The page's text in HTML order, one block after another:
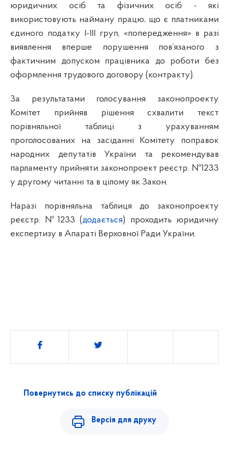
юридичних осіб та фізичних осіб - які
використовують найману працю, що є платниками
єдиного податку І-ІІІ груп, «попередження» в разі
виявлення вперше порушення пов’язаного з
фактичним допуском працівника до роботи без
оформлення трудового договору (контракту).
За результатами голосування законопроекту
Комітет прийняв рішення схвалити текст
порівняльної таблиці з урахуванням
проголосованих на засіданні Комітету поправок
народних депутатів України та рекомендував
парламенту прийняти законопроект реєстр. №1233
у другому читанні та в цілому як Закон.
Наразі порівняльна таблиця до законопроекту
реєстр. №1233 (додається) проходить юридичну
експертизу в Апараті Верховної Ради України.
Поділитись
Повернутись до списку публікацій
Версія для друку